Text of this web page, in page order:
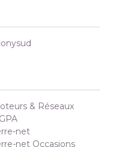
& Réseaux
net
net Occasions